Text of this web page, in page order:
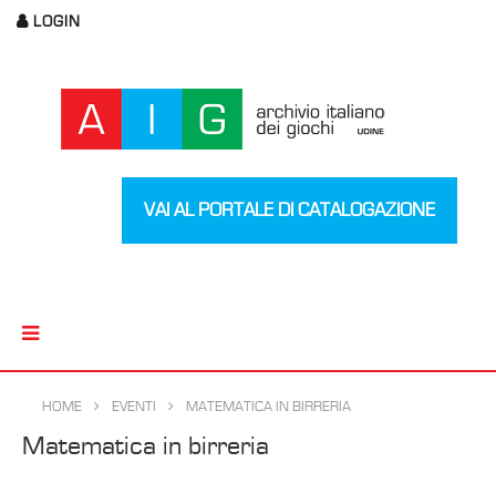
LOGIN
VAI AL PORTALE DI CATALOGAZIONE
HOME EVENTI MATEMATICA IN BIRRERIA
Matematica in birreria